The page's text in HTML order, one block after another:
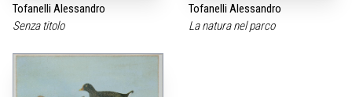
Tofanelli Alessandro
Senza titolo
Tofanelli Alessandro
La natura nel parco